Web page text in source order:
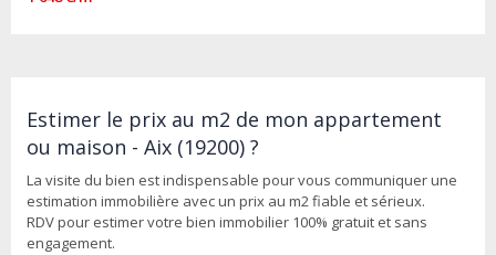
Estimer le prix au m2 de mon appartement
ou maison - Aix (19200) ?
La visite du bien est indispensable pour vous communiquer une
estimation immobilière avec un prix au m2 fiable et sérieux.
RDV pour estimer votre bien immobilier 100% gratuit et sans
engagement.